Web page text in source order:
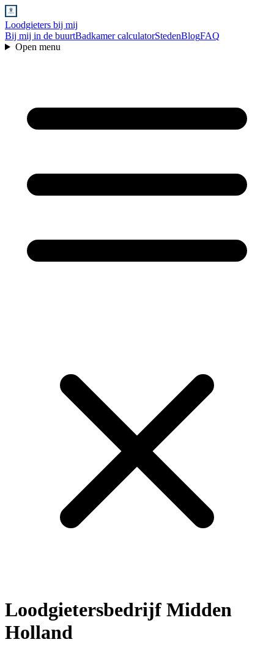
Loodgieters bij mij
Bij mij in de buurtBadkamer calculatorStedenBlogFAQ
Open menu
Loodgietersbedrijf Midden
Holland